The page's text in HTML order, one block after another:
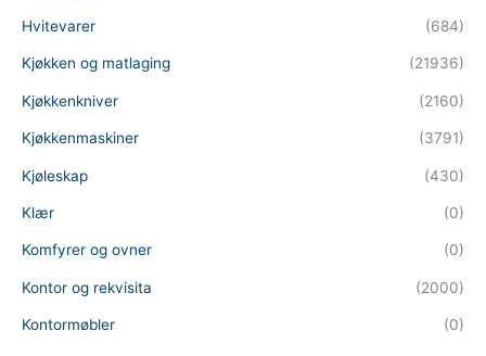
Hvitevarer (684)
Kjøkken og matlaging (21936)
Kjøkkenkniver (2160)
Kjøkkenmaskiner (3791)
Kjøleskap (430)
Klær (0)
Komfyrer og ovner (0)
Kontor og rekvisita (2000)
Kontormøbler (0)